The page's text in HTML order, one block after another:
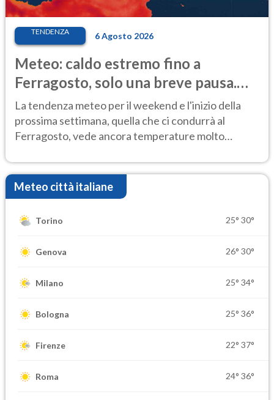
TENDENZA 6 Agosto 2026
Meteo: caldo estremo fino a
Ferragosto, solo una breve pausa.
Ecco dove
La tendenza meteo per il weekend e l'inizio della
prossima settimana, quella che ci condurrà al
Ferragosto, vede ancora temperature molto
Meteo città italiane
Torino 25° 30°
Genova 26° 30°
Milano 25° 34°
Bologna 25° 36°
Firenze 22° 37°
Roma 24° 36°